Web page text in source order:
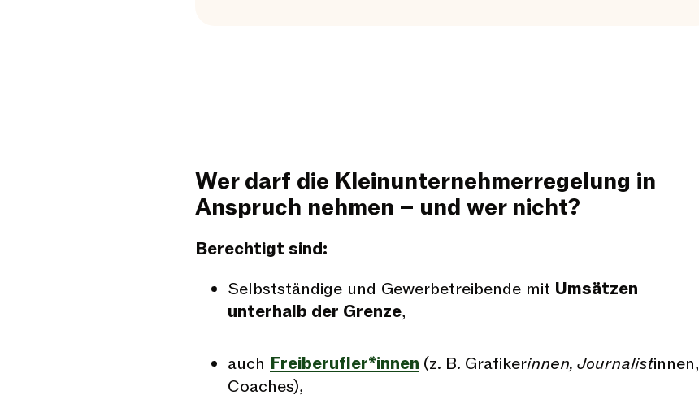
Wer darf die Kleinunternehmerregelung in
Anspruch nehmen – und wer nicht?
Berechtigt sind:
Selbstständige und Gewerbetreibende mit Umsätzen
unterhalb der Grenze,
auch Freiberufler*innen (z. B. Grafikerinnen, Journalistinnen,
Coaches),